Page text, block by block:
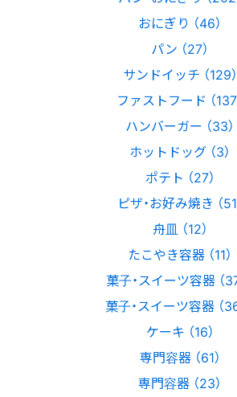
おにぎり （46）
パン （27）
サンドイッチ （129）
ファストフード （137
ハンバーガー （33）
ホットドッグ （3）
ポテト （27）
ピザ・お好み焼き （51
舟皿 （12）
たこやき容器 （11）
菓子・スイーツ容器 （
菓子・スイーツ容器 （
ケーキ （16）
専門容器 （61）
専門容器 （23）